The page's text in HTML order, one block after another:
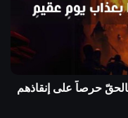
حرصاً على إنقاذهم